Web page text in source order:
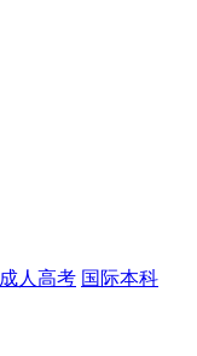
成人高考 国际本科